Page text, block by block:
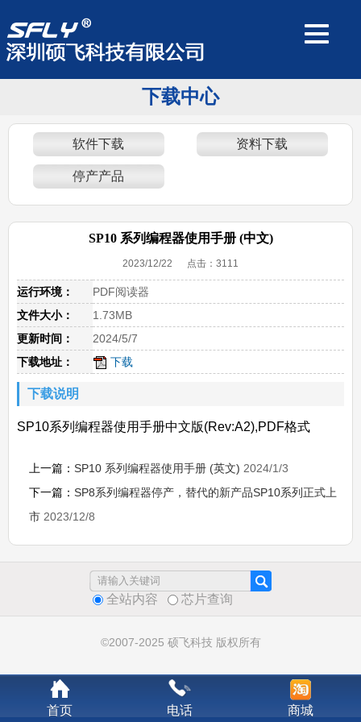
下载中心
软件下载 资料下载
停产产品
SP10 系列编程器使用手册 (中文)
2023/12/22 点击： 3111
运行环境：
PDF阅读器
文件大小：
1.73MB
更新时间：
2024/5/7
下载地址：
下载
下载说明
SP10系列编程器使用手册中文版(Rev:A2),PDF格式
上一篇： SP10 系列编程器使用手册 (英文) 2024/1/3
下一篇： SP8系列编程器停产，替代的新产品SP10系列正式上
市 2023/12/8
全站内容 芯片查询
©2007-2025 硕飞科技 版权所有
首页 电话 商城